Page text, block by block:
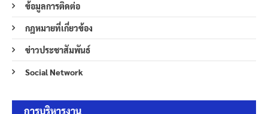
ข้อมูลการติดต่อ
กฎหมายที่เกี่ยวข้อง
ข่าวประชาสัมพันธ์
Social Network
การบริหารงาน